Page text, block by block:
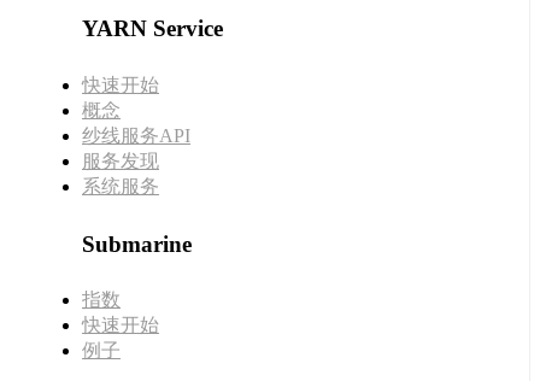
YARN Service
快速开始
概念
纱线服务API
服务发现
系统服务
Submarine
指数
快速开始
例子